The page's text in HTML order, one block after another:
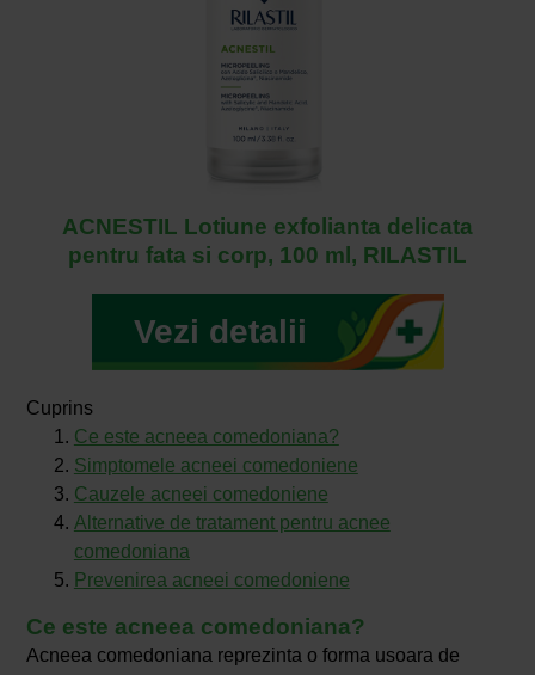
ACNESTIL Lotiune exfolianta delicata
pentru fata si corp, 100 ml, RILASTIL
Vezi detalii
Cuprins
Ce este acneea comedoniana?
Simptomele acneei comedoniene
Cauzele acneei comedoniene
Alternative de tratament pentru acnee
comedoniana
Prevenirea acneei comedoniene
Ce este acneea comedoniana?
Acneea comedoniana reprezinta o forma usoara de